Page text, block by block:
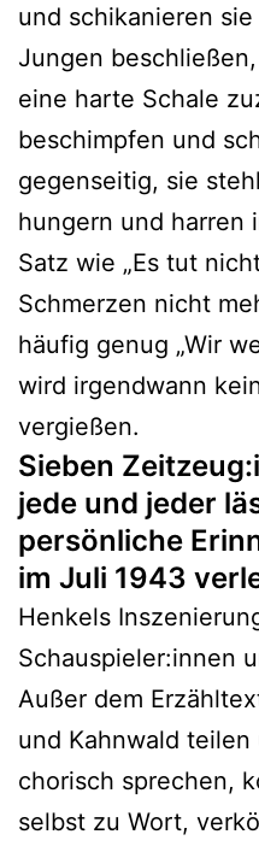
und schikanieren
Jungen
eine harte Schale
beschimpfen und
gegenseitig, sie
hungern und harren
Satz wie „Es tut
Schmerzen nicht
häufig genug „Wir
wird irgendwann
vergießen.
Sieben
jede und jeder
persönliche
im Juli 1943
Henkels
Schauspieler:innen
Außer dem
und Kahnwald
chorisch sprechen,
selbst zu Wort,